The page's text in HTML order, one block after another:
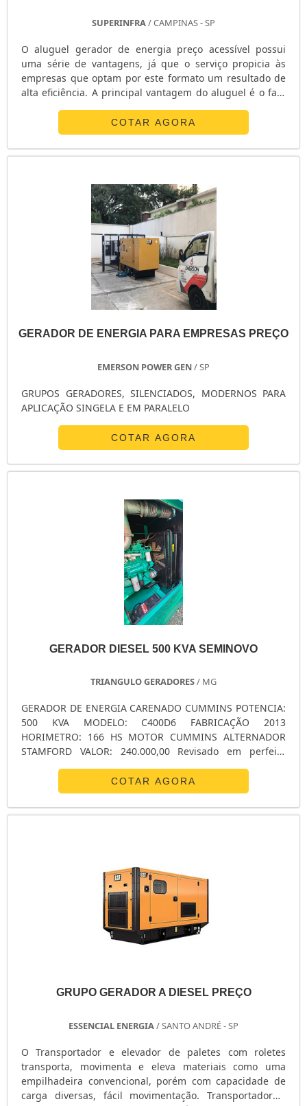
SUPERINFRA/ CAMPINAS - SP
O aluguel gerador de energia preço acessível possui
uma série de vantagens, já que o serviço propicia às
empresas que optam por este formato um resultado de
alta eficiência. A principal vantagem do aluguel é o fato
de o produto ser utilizado apenas para a necessidade do
cliente, descartando gastos com manutenções
posteriores.Principais qualificações do serviço
Atendimento 24 horas por dia, sete dias por semana; É
COTAR AGORA
GERADOR DE ENERGIA PARA EMPRESAS PREÇO
EMERSON POWER GEN/ SP
GRUPOS GERADORES, SILENCIADOS, MODERNOS PARA
APLICAÇÃO SINGELA E EM PARALELO
COTAR AGORA
GERADOR DIESEL 500 KVA SEMINOVO
TRIANGULO GERADORES/ MG
GERADOR DE ENERGIA CARENADO CUMMINS POTENCIA:
500 KVA MODELO: C400D6 FABRICAÇÃO 2013
HORIMETRO: 166 HS MOTOR CUMMINS ALTERNADOR
STAMFORD VALOR: 240.000,00 Revisado em perfeito
estado de funcionamento com Garantia
COTAR AGORA
GRUPO GERADOR A DIESEL PREÇO
ESSENCIAL ENERGIA/ SANTO ANDRÉ - SP
O Transportador e elevador de paletes com roletes
transporta, movimenta e eleva materiais como uma
empilhadeira convencional, porém com capacidade de
carga diversas, fácil movimentação. Transportador e